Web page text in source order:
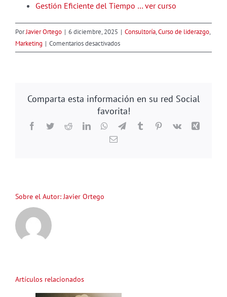
Gestión Eficiente del Tiempo … ver curso
PorJavier Ortego | 6 diciembre, 2025 | Consultoría,Curso de liderazgo,
Marketing | Comentarios desactivadosen
Europa,
Comparta esta información en su red Social
favorita!
Facebook
TwitterRedditLinkedInWhatsApp
TelegramTumblrPinterest
Vk
Xing
Correo
Sobre el Autor:Javier Ortego
Artículos relacionados